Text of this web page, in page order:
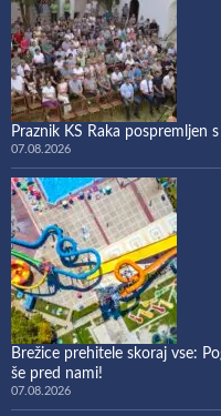
Praznik KS Raka pospremljen
07.08.2026
Brežice prehitele skoraj vse:
še pred nami!
07.08.2026